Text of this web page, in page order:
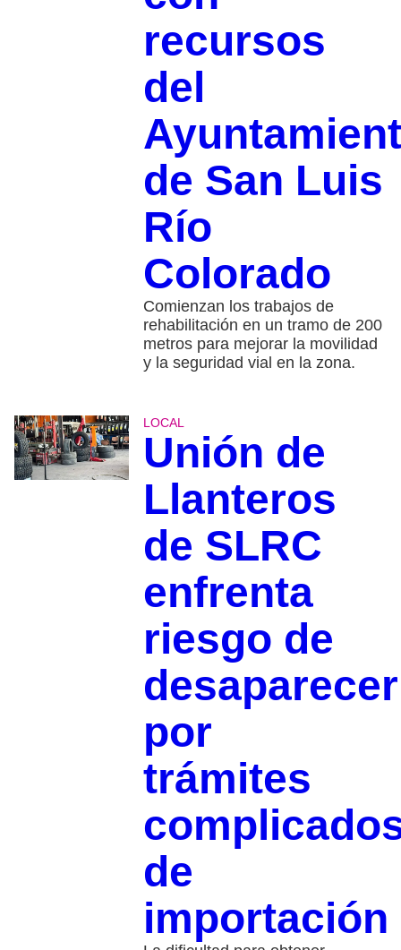
recursos
del
de San Luis
Río
Colorado
Comienzan los trabajos de
rehabilitación en un tramo de 200
metros para mejorar la movilidad
y la seguridad vial en la zona.
LOCAL
Unión de
Llanteros
de SLRC
enfrenta
riesgo de
desaparecer
por
trámites
de
importación